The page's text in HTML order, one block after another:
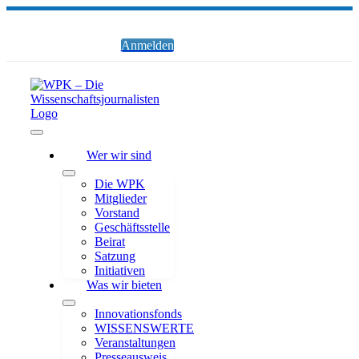
Zum
Anmelden
Navigation
Wer wir sind
Die WPK
Mitglieder
Vorstand
Geschäftsstelle
Beirat
Satzung
Initiativen
Was wir bieten
Innovationsfonds
WISSENSWERTE
Veranstaltungen